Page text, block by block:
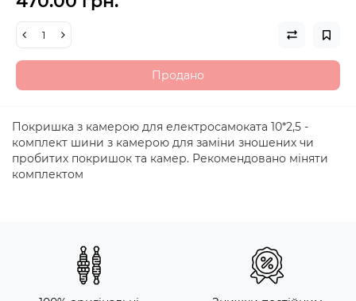
Продано
Покришка з камерою для електросамоката 10*2,5 -
комплект шини з камерою для заміни зношених чи
пробитих покришок та камер. Рекомендовано міняти
комплектом